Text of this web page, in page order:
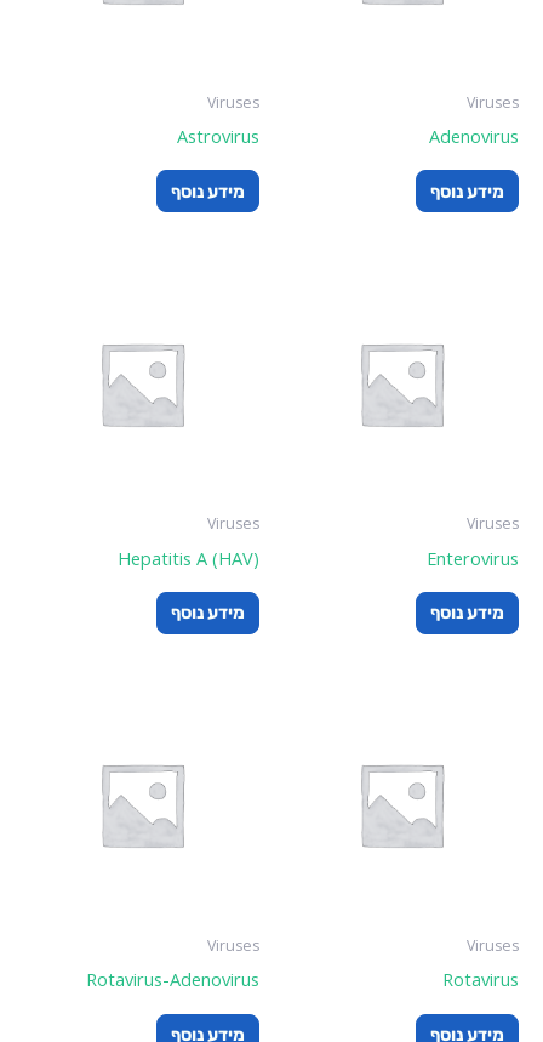
Viruses
Adenovirus
מידע נוסף
Viruses
Astrovirus
מידע נוסף
Viruses
Enterovirus
מידע נוסף
Viruses
Hepatitis A (HAV)
מידע נוסף
Viruses
Rotavirus
מידע נוסף
Viruses
Rotavirus-Adenovirus
מידע נוסף